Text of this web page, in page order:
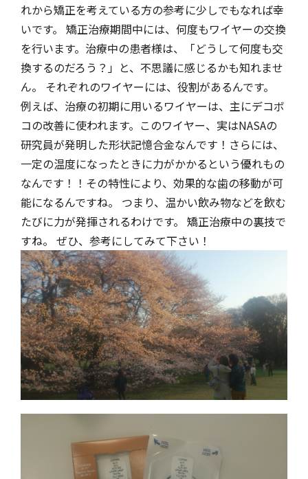
れから矯正を考えている方の参考に少しでもなれば幸
いです。 矯正治療期間中には、何度もワイヤーの交換
を行います。治療中の患者様は、「どうして何度も交
換するのだろう？」と、不思議に感じるかも知れませ
ん。 それぞれのワイヤーには、役割があるんです。
例えば、治療の初期に用いるワイヤーは、主にデコボ
コの改善に使われます。このワイヤー、実はNASAの
研究員が発明した形状記憶合金なんです！さらには、
一定の温度になったときに力がかかるという優れもの
なんです！！その特性により、効果的な歯の移動が可
能になるんですね。 つまり、温かい飲み物などを飲む
たびに力が発揮されるわけです。 矯正治療中の裏技で
すね。 ぜひ、参考にしてみて下さい！